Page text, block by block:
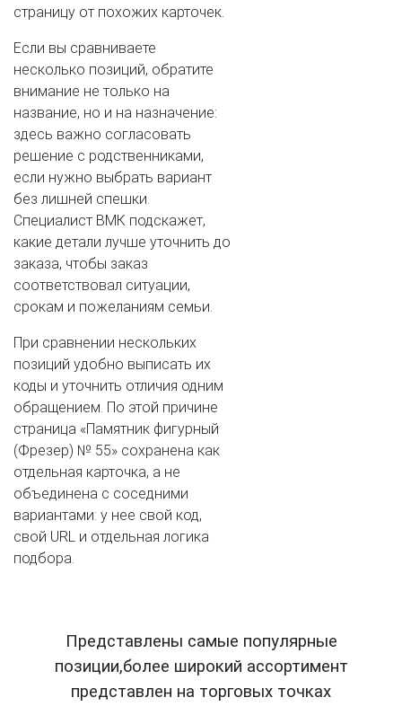
страницу от похожих карточек.
Если вы сравниваете
несколько позиций, обратите
внимание не только на
название, но и на назначение:
здесь важно согласовать
решение с родственниками,
если нужно выбрать вариант
без лишней спешки.
Специалист ВМК подскажет,
какие детали лучше уточнить до
заказа, чтобы заказ
соответствовал ситуации,
срокам и пожеланиям семьи.
При сравнении нескольких
позиций удобно выписать их
коды и уточнить отличия одним
обращением. По этой причине
страница «Памятник фигурный
(Фрезер) № 55» сохранена как
отдельная карточка, а не
объединена с соседними
вариантами: у нее свой код,
свой URL и отдельная логика
подбора.
Представлены самые популярные
позиции,более широкий ассортимент
представлен на торговых точках